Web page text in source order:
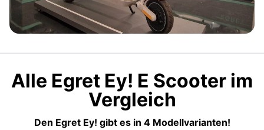
Alle Egret Ey! E Scooter im
Vergleich
Den Egret Ey! gibt es in 4 Modellvarianten!